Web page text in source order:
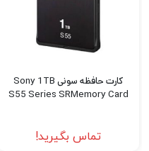
کارت حافظه سونی Sony 1TB
S55 Series SRMemory Card
تماس بگیرید!